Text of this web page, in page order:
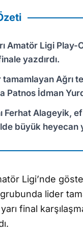
Amatör Ligi
yazdırdı.
Ağrı
Patnos İdman
Ferhat Alageyik,
büyük heyecan
Ligi’nde
lider
final